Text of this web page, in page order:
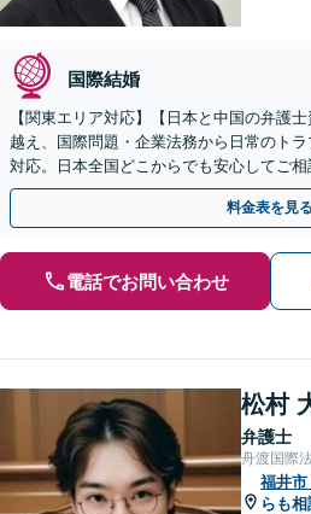
国際結婚
【関東エリア対応】【日本と中国の弁護
越え、国際問題・企業法務から日常のト
対応。日本全国どこからでも安心してご
歩を踏み出してみませんか。【初回相談無
料金表を見る
電話でお問い合わせ
松村
弁護士
舟渡国際
福井市
らも相